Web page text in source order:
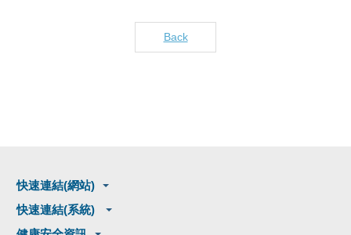
Back
快速連結(網站)
快速連結(系統)